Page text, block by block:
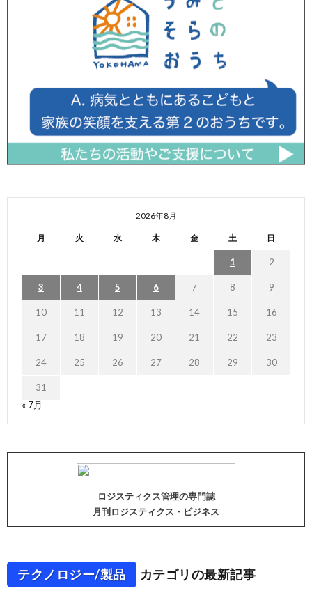
2026年8月
月 火 水 木 金 土 日
1 2
3 4 5 6 7 8 9
10 11 12 13 14 15 16
17 18 19 20 21 22 23
24 25 26 27 28 29 30
31
« 7月
ロジスティクス管理の専門誌
月刊ロジスティクス・ビジネス
テクノロジー/製品 カテゴリの最新記事